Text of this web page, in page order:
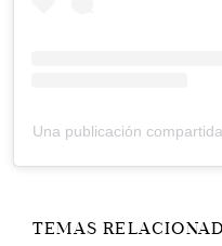
Una publicación
TEMAS